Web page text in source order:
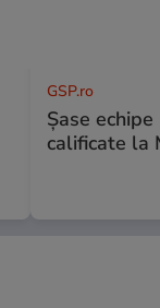
GSP.ro
Șase
calificate la